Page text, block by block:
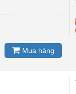
Mua hàng